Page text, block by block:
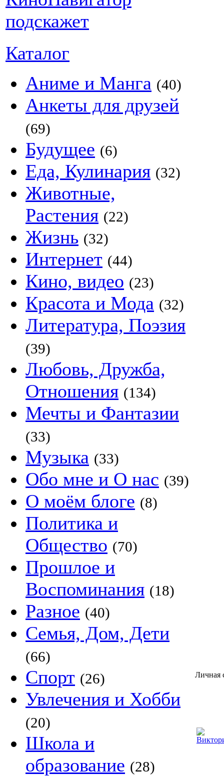
Каталог
Аниме и Манга (40)
Анкеты для друзей
(69)
Будущее (6)
Еда, Кулинария (32)
Животные,
Растения (22)
Жизнь (32)
Интернет (44)
Кино, видео (23)
Красота и Мода (32)
Литература, Поэзия
(39)
Любовь, Дружба,
Отношения (134)
Мечты и Фантазии
(33)
Музыка (33)
Обо мне и О нас (39)
О моём блоге (8)
Политика и
Общество (70)
Прошлое и
Воспоминания (18)
Разное (40)
Семья, Дом, Дети
(66)
Спорт (26)
Увлечения и Хобби
(20)
Школа и
образование (28)
Личная